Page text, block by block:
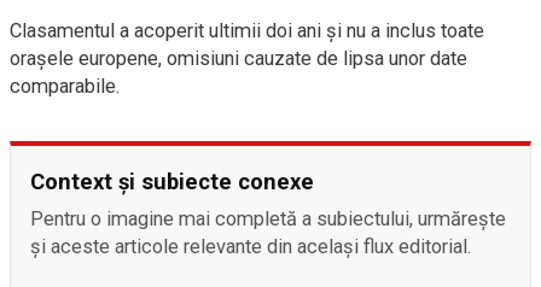
Clasamentul a acoperit ultimii doi ani şi nu a inclus toate
oraşele europene, omisiuni cauzate de lipsa unor date
comparabile.
Context și subiecte conexe
Pentru o imagine mai completă a subiectului, urmărește
și aceste articole relevante din același flux editorial.